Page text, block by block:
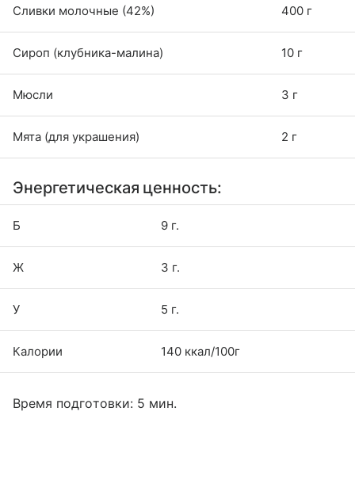
Сливки молочные (42%) 400 г
Сироп (клубника-малина) 10 г
Мюсли 3 г
Мята (для украшения) 2 г
Энергетическая ценность:
Б 9 г.
Ж 3 г.
У 5 г.
Калории 140 ккал/100г
Время подготовки: 5 мин.